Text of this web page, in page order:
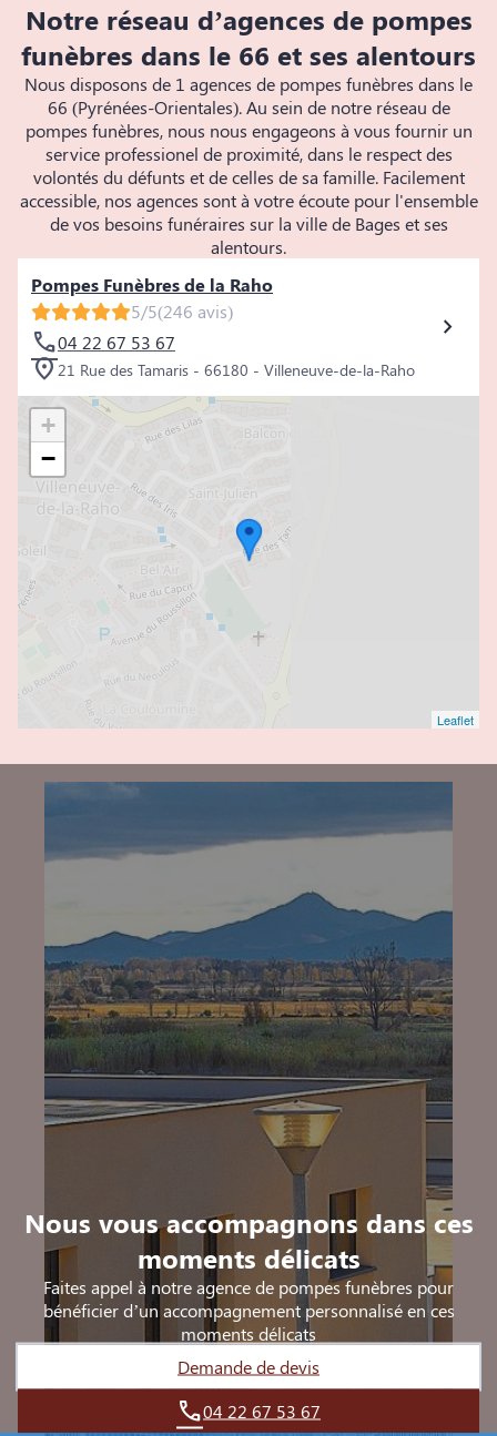
Notre réseau d’agences de pompes
funèbres dans le 66 et ses alentours
Nous disposons de 1 agences de pompes funèbres dans le
66 (Pyrénées-Orientales). Au sein de notre réseau de
pompes funèbres, nous nous engageons à vous fournir un
service professionel de proximité, dans le respect des
volontés du défunts et de celles de sa famille. Facilement
accessible, nos agences sont à votre écoute pour l'ensemble
de vos besoins funéraires sur la ville de Bages et ses
alentours.
Pompes Funèbres de la Raho
5/5(246 avis)
04 22 67 53 67
21 Rue des Tamaris - 66180 - Villeneuve-de-la-Raho
+
−
Leaflet
Nous vous accompagnons dans ces
moments délicats
Faites appel à notre agence de pompes funèbres pour
bénéficier d’un accompagnement personnalisé en ces
moments délicats
Demande de devis
04 22 67 53 67